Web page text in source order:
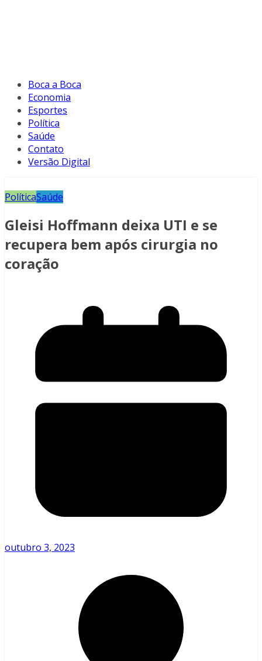
Boca a Boca
Economia
Esportes
Política
Saúde
Contato
Versão Digital
PolíticaSaúde
Gleisi Hoffmann deixa UTI e se
recupera bem após cirurgia no
coração
outubro 3, 2023